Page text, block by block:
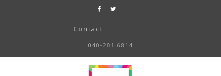
Contact
040-201 6814